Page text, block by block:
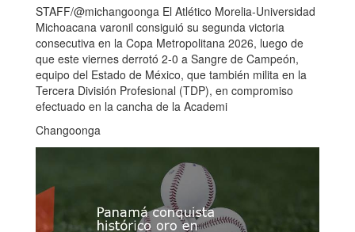
STAFF/@michangoonga El Atlético Morelia-Universidad
Michoacana varonil consiguió su segunda victoria
consecutiva en la Copa Metropolitana 2026, luego de
que este viernes derrotó 2-0 a Sangre de Campeón,
equipo del Estado de México, que también milita en la
Tercera División Profesional (TDP), en compromiso
efectuado en la cancha de la Academi
Changoonga